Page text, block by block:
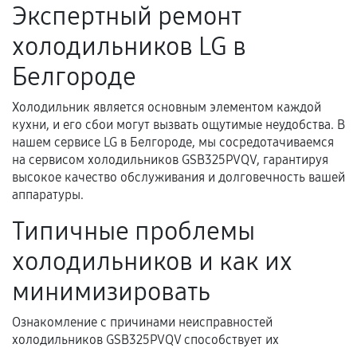
Поломка установленной детали при
нормальной эксплуатации в течение
гарантийного срока.
Несоответствие комплектующей заявленным
техническим характеристикам.
Документы для подтверждения
гарантии
Акт выполненных работ с датой, перечнем
услуг и сроком гарантии.
Документы на установленные комплектующие
Экспертный ремонт
холодильников LG в
Белгороде
Холодильник является основным элементом каждой
кухни, и его сбои могут вызвать ощутимые неудобства. В
нашем сервисе LG в Белгороде, мы сосредотачиваемся
на сервисом холодильников GSB325PVQV, гарантируя
высокое качество обслуживания и долговечность вашей
аппаратуры.
Типичные проблемы
холодильников и как их
минимизировать
Ознакомление с причинами неисправностей
холодильников GSB325PVQV способствует их